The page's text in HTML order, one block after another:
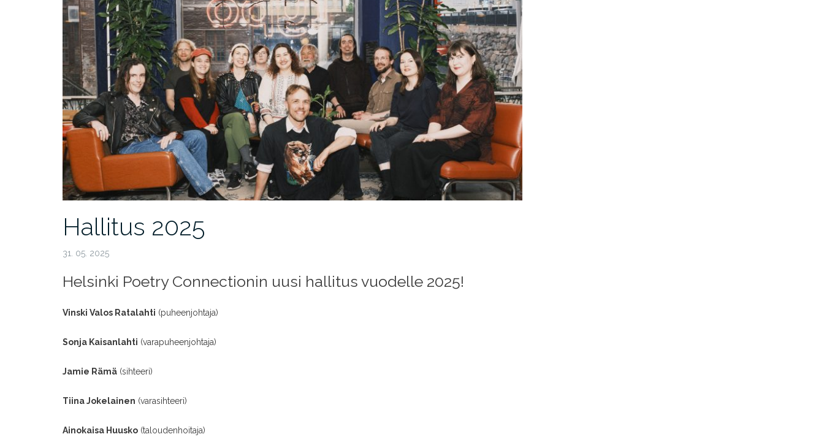
Hallitus 2025
31. 05. 2025
Helsinki Poetry Connectionin uusi hallitus vuodelle 2025!
Vinski Valos Ratalahti (puheenjohtaja)
Sonja Kaisanlahti (varapuheenjohtaja)
Jamie Rämä (sihteeri)
Tiina Jokelainen (varasihteeri)
Ainokaisa Huusko (taloudenhoitaja)